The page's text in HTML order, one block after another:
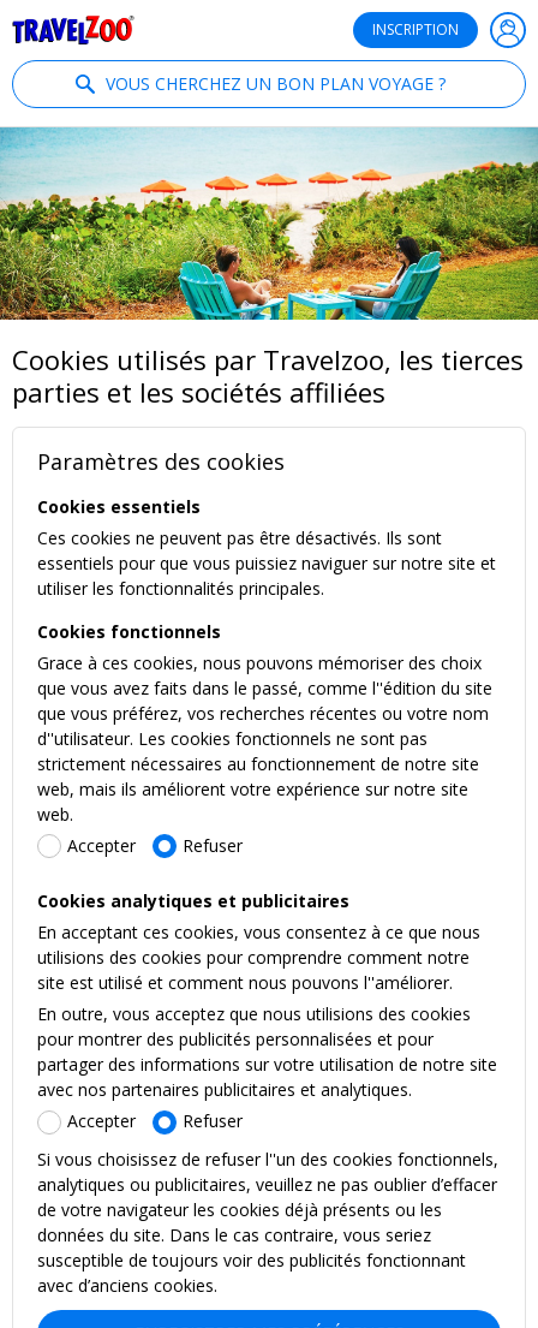
INSCRIPTION
VOUS CHERCHEZ UN BON PLAN VOYAGE ?
Cookies utilisés par Travelzoo, les tierces
parties et les sociétés affiliées
Paramètres des cookies
Cookies essentiels
Ces cookies ne peuvent pas être désactivés. Ils sont
essentiels pour que vous puissiez naviguer sur notre site et
utiliser les fonctionnalités principales.
Cookies fonctionnels
Grace à ces cookies, nous pouvons mémoriser des choix
que vous avez faits dans le passé, comme l''édition du site
que vous préférez, vos recherches récentes ou votre nom
d''utilisateur. Les cookies fonctionnels ne sont pas
strictement nécessaires au fonctionnement de notre site
web, mais ils améliorent votre expérience sur notre site
web.
Accepter
Refuser
Cookies analytiques et publicitaires
En acceptant ces cookies, vous consentez à ce que nous
utilisions des cookies pour comprendre comment notre
site est utilisé et comment nous pouvons l''améliorer.
En outre, vous acceptez que nous utilisions des cookies
pour montrer des publicités personnalisées et pour
partager des informations sur votre utilisation de notre site
avec nos partenaires publicitaires et analytiques.
Accepter
Refuser
Si vous choisissez de refuser l''un des cookies fonctionnels,
analytiques ou publicitaires, veuillez ne pas oublier d’effacer
de votre navigateur les cookies déjà présents ou les
données du site. Dans le cas contraire, vous seriez
susceptible de toujours voir des publicités fonctionnant
avec d’anciens cookies.